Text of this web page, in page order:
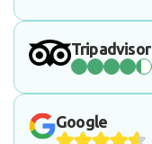
Tripadvisor
Google